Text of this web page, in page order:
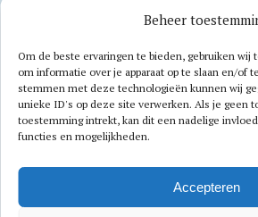
Beheer
Om de beste ervaringen te bieden, gebruiken wij
om informatie over je apparaat op te slaan en/of
stemmen met deze technologieën kunnen wij
unieke ID's op deze site verwerken. Als je geen
toestemming intrekt, kan dit een nadelige invloed
functies en mogelijkheden.
Accepteren